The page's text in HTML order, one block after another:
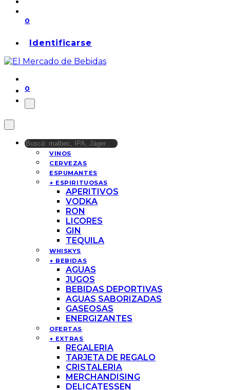
0
Identificarse
0
VINOS
CERVEZAS
ESPUMANTES
+ ESPIRITUOSAS
APERITIVOS
VODKA
RON
LICORES
GIN
TEQUILA
WHISKYS
+ BEBIDAS
AGUAS
JUGOS
BEBIDAS DEPORTIVAS
AGUAS SABORIZADAS
GASEOSAS
ENERGIZANTES
OFERTAS
+ EXTRAS
REGALERIA
TARJETA DE REGALO
CRISTALERIA
MERCHANDISING
DELICATESSEN